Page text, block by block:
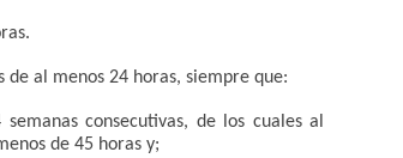
de al menos 24 horas, siempre que:
consecutivas, de los cuales al
de 45 horas y;